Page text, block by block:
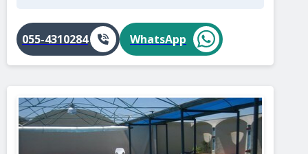
WhatsApp
055-4310284